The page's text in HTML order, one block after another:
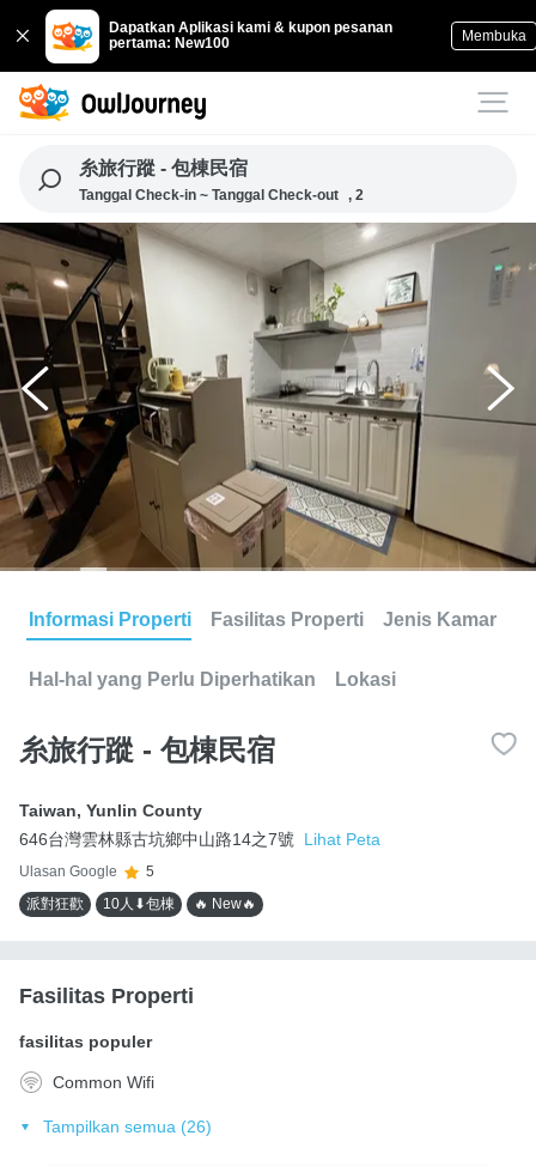
Dapatkan Aplikasi kami & kupon pesanan
pertama: New100
Membuka
糸旅行蹤 - 包棟民宿
Tanggal Check-in ~ Tanggal Check-out , 2
Informasi Properti Fasilitas Properti Jenis Kamar
Hal-hal yang Perlu Diperhatikan Lokasi
糸旅行蹤 - 包棟民宿
Taiwan, Yunlin County
646台灣雲林縣古坑鄉中山路14之7號
Lihat Peta
Ulasan Google
5
派對狂歡
10人⬇包棟 🔥 New🔥
Fasilitas Properti
fasilitas populer
Common Wifi
Tampilkan semua (26)